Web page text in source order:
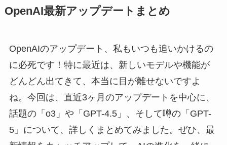
OpenAI最新アップデートまとめ
OpenAIのアップデート、私もいつも追いかけるの
に必死です！特に最近は、新しいモデルや機能が
どんどん出てきて、本当に目が離せないですよ
ね。今回は、直近3ヶ月のアップデートを中心に、
話題の「o3」や「GPT-4.5」、そして噂の「GPT-
5」について、詳しくまとめてみました。ぜひ、最